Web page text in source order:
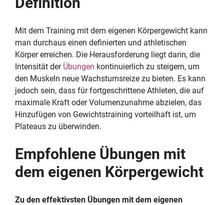
Mit dem Training mit dem eigenen Körpergewicht kann
man durchaus einen definierten und athletischen
Körper erreichen. Die Herausforderung liegt darin, die
Intensität der Übungen kontinuierlich zu steigern, um
den Muskeln neue Wachstumsreize zu bieten. Es kann
jedoch sein, dass für fortgeschrittene Athleten, die auf
maximale Kraft oder Volumenzunahme abzielen, das
Hinzufügen von Gewichtstraining vorteilhaft ist, um
Plateaus zu überwinden.
Empfohlene Übungen mit
dem eigenen Körpergewicht
Zu den effektivsten Übungen mit dem eigenen